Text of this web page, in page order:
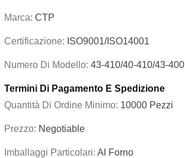
Marca: CTP
Certificazione: ISO9001/ISO14001
Numero Di Modello: 43-410/40-410/43-400
Termini Di Pagamento E Spedizione
Quantità Di Ordine Minimo: 10000 Pezzi
Prezzo: Negotiable
Imballaggi Particolari: Al Forno